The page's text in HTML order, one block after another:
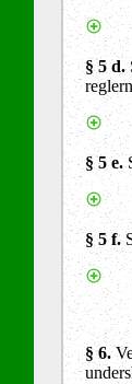
§ 5 d.
§ 5 e.
§ 5 f.
§ 6.